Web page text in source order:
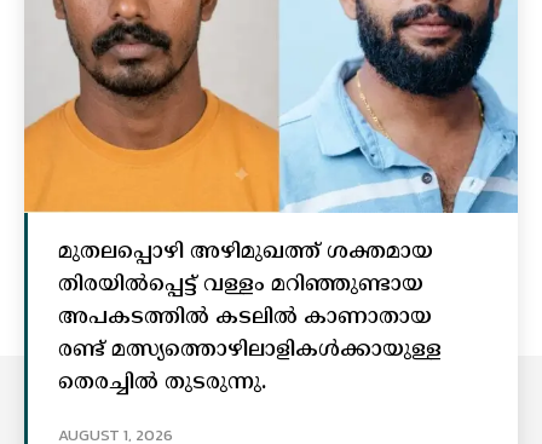
മുതലപ്പൊഴി അഴിമുഖത്ത് ശക്തമായ
തിരയിൽപ്പെട്ട് വള്ളം മറിഞ്ഞുണ്ടായ
അപകടത്തിൽ കടലിൽ കാണാതായ
രണ്ട് മത്സ്യത്തൊഴിലാളികൾക്കായുള്ള
തെരച്ചിൽ തുടരുന്നു.
AUGUST 1, 2026